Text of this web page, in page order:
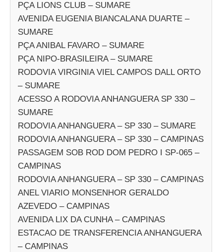
PÇA LIONS CLUB – SUMARE
AVENIDA EUGENIA BIANCALANA DUARTE –
SUMARE
PÇA ANIBAL FAVARO – SUMARE
PÇA NIPO-BRASILEIRA – SUMARE
RODOVIA VIRGINIA VIEL CAMPOS DALL ORTO
– SUMARE
ACESSO A RODOVIA ANHANGUERA SP 330 –
SUMARE
RODOVIA ANHANGUERA – SP 330 – SUMARE
RODOVIA ANHANGUERA – SP 330 – CAMPINAS
PASSAGEM SOB ROD DOM PEDRO I SP-065 –
CAMPINAS
RODOVIA ANHANGUERA – SP 330 – CAMPINAS
ANEL VIARIO MONSENHOR GERALDO
AZEVEDO – CAMPINAS
AVENIDA LIX DA CUNHA – CAMPINAS
ESTACAO DE TRANSFERENCIA ANHANGUERA
– CAMPINAS